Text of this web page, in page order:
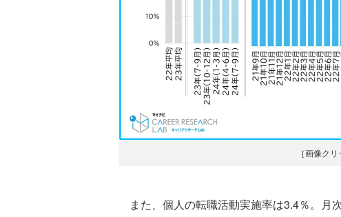
［画像ク
また、個人の転職活動実施率は3.4％。月